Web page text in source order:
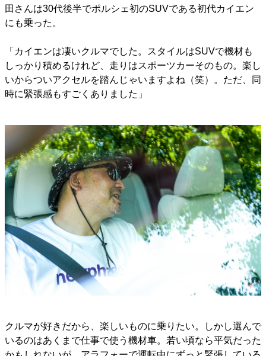
田さんは30代後半でポルシェ初のSUVである初代カイエン
にも乗った。
「カイエンは凄いクルマでした。スタイルはSUVで機材も
しっかり積めるけれど、走りはスポーツカーそのもの。楽し
いからついアクセルを踏んじゃいますよね（笑）。ただ、同
時に緊張感もすごくありました」
クルマが好きだから、楽しいものに乗りたい。しかし選んで
いるのはあくまで仕事で使う機材車。若い頃なら平気だった